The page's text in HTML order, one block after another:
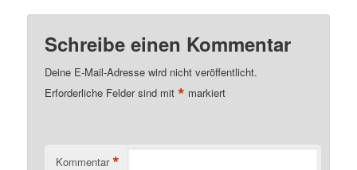
Schreibe einen Kommentar
Deine E-Mail-Adresse wird nicht veröffentlicht.
Erforderliche Felder sind mit* markiert
Kommentar *